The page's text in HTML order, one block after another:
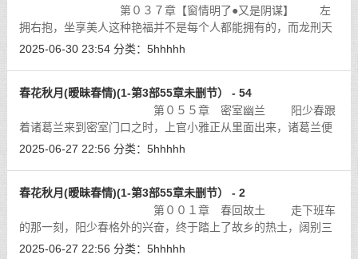
第０３７章【窗情明了●又是阴谋】 左
拥右抱，坐享美人这种艳福并不是每个人都能拥有的，而龙刑天
却独有三名美人，人生如此幸事矣。可龙刑天在拥有沈如玉她们
2025-06-30 23:54 分类： 5hhhhh
春花秋月(暧昧春情)(1-第3部55章未删节） - 54
第０５５章 密室幽兰 阳少春跟
着诸葛兰来到密室门口之时，上官小雅正从里面出来，诸葛兰便
问道：「东西都准备好了吗？」 [详细]
2025-06-27 22:56 分类： 5hhhhh
春花秋月(暧昧春情)(1-第3部55章未删节） - 2
第００１章 春回故土 走下班车
的那一刻，阳少春格外的兴奋，终于踏上了故乡的热土，阔别三
年的家乡发生了翻天覆地的变化，看着这喜心愉悦的变化，阳少
2025-06-27 22:56 分类： 5hhhhh